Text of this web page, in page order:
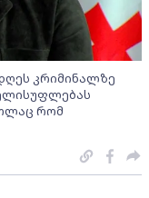
კრიმინალზე
რომ